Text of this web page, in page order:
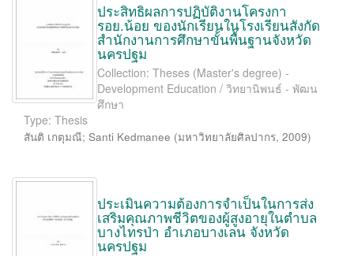
ประสิทธิผลการปฏิบัติงานโครงกา
รอย.น้อย ของนักเรียนในโรงเรียนสังกัด
สำนักงานการศึกษาขั้นพื้นฐานจังหวัด
นครปฐม
Collection: Theses (Master's degree) -
Development Education / วิทยานิพนธ์ - พัฒน
ศึกษา
Type: Thesis
สันติ เกตุมณี; Santi Kedmanee (มหาวิทยาลัยศิลปากร, 2009)
ประเมินความต้องการจำเป็นในการส่ง
เสริมคุณภาพชีวิตของผู้สูงอายุในตำบล
บางไทรป่า อำเภอบางเลน จังหวัด
นครปฐม